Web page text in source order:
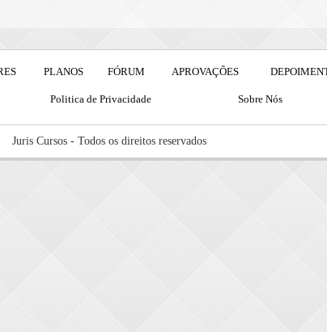
PLANOS FÓRUM APROVAÇÕES
Politica de Privacidade Sobre Nós
Juris Cursos - Todos os direitos reservados